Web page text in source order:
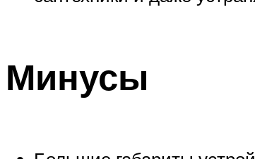
Минусы